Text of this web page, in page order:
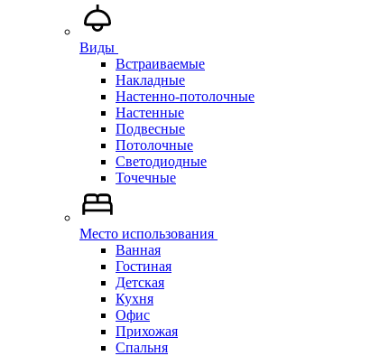
Виды
Встраиваемые
Накладные
Настенно-потолочные
Настенные
Подвесные
Потолочные
Светодиодные
Точечные
Место использования
Ванная
Гостиная
Детская
Кухня
Офис
Прихожая
Спальня